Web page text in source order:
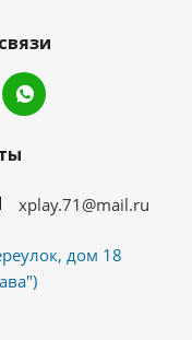
xplay.71@mail.ru
дом 18